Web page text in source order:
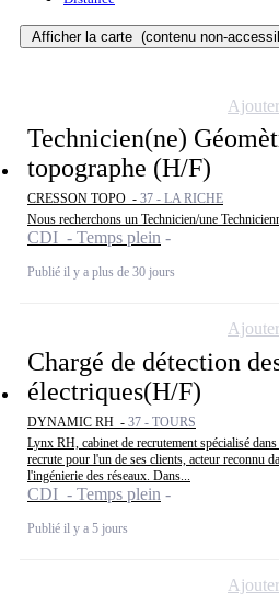
Afficher la carte (contenu non-
Technicien(ne)
topographe (H/F)
CRESSON TOPO - 37 - LA RICHE
Nous recherchons un Technicien/une
CDI - Temps plein
Publié il y a plus de 30 jours
Chargé de détection
électriques(H/F)
DYNAMIC RH - 37 - TOURS
Lynx RH, cabinet de recrutement spécialisé
recrute pour l'un de ses clients, acteur reconnu
l'ingénierie des réseaux. Dans...
CDI - Temps plein
Publié il y a 5 jours